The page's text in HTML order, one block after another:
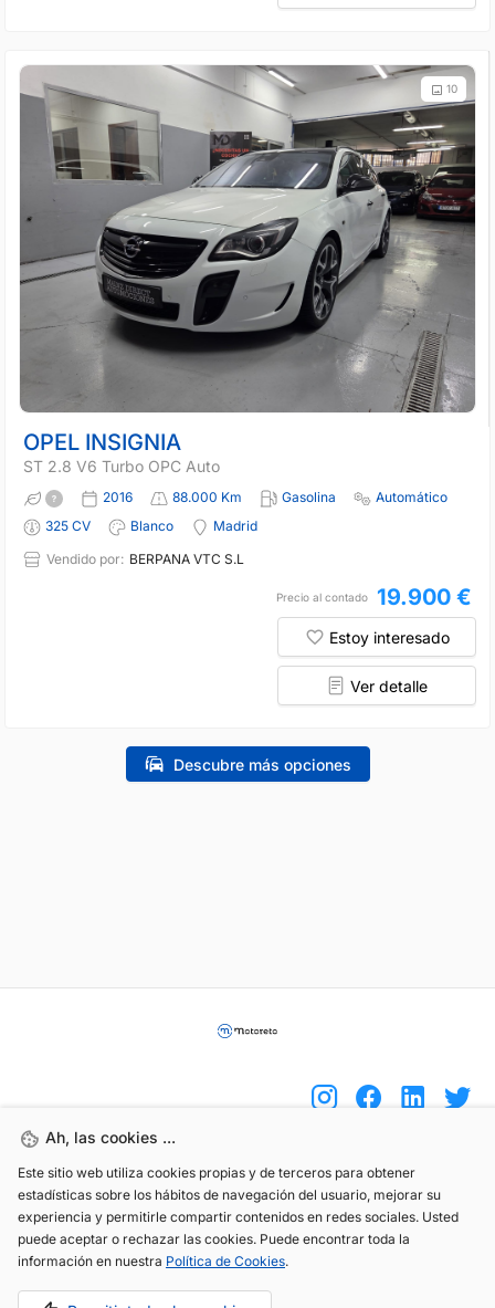
10
OPEL INSIGNIA
ST 2.8 V6 Turbo OPC Auto
2016 88.000 Km Gasolina
Automático
325 CV
Blanco
Madrid
Vendido por: BERPANA VTC S.L
Precio al contado 19.900 €
Estoy interesado
Ver detalle
Descubre más opciones
Ah, las cookies ...
Este sitio web utiliza cookies propias y de terceros para obtener
estadísticas sobre los hábitos de navegación del usuario, mejorar su
experiencia y permitirle compartir contenidos en redes sociales. Usted
puede aceptar o rechazar las cookies. Puede encontrar toda la
información en nuestra Política de Cookies.
(+34) 744 408 070
info@motoreto.com